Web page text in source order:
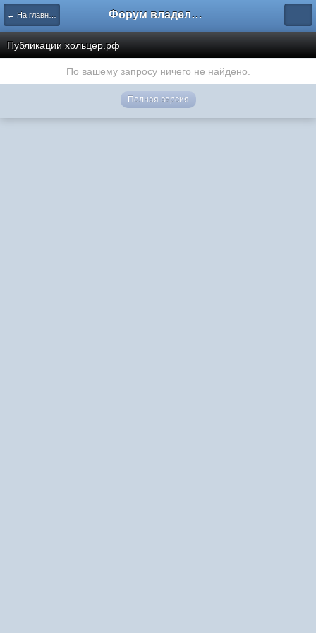
← На главную Форум владельцев интернет-магазинов
Публикации хольцер.рф
По вашему запросу ничего не найдено.
Полная версия